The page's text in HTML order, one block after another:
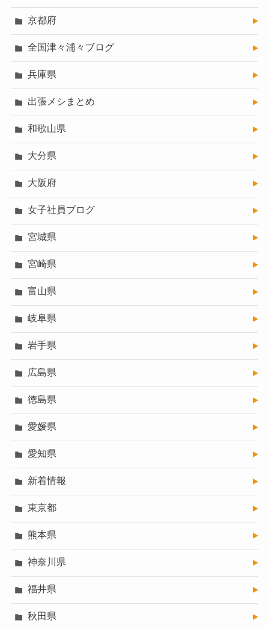
京都府
全国津々浦々ブログ
兵庫県
出張メシまとめ
和歌山県
大分県
大阪府
女子社員ブログ
宮城県
宮崎県
富山県
岐阜県
岩手県
広島県
徳島県
愛媛県
愛知県
新着情報
東京都
熊本県
神奈川県
福井県
秋田県